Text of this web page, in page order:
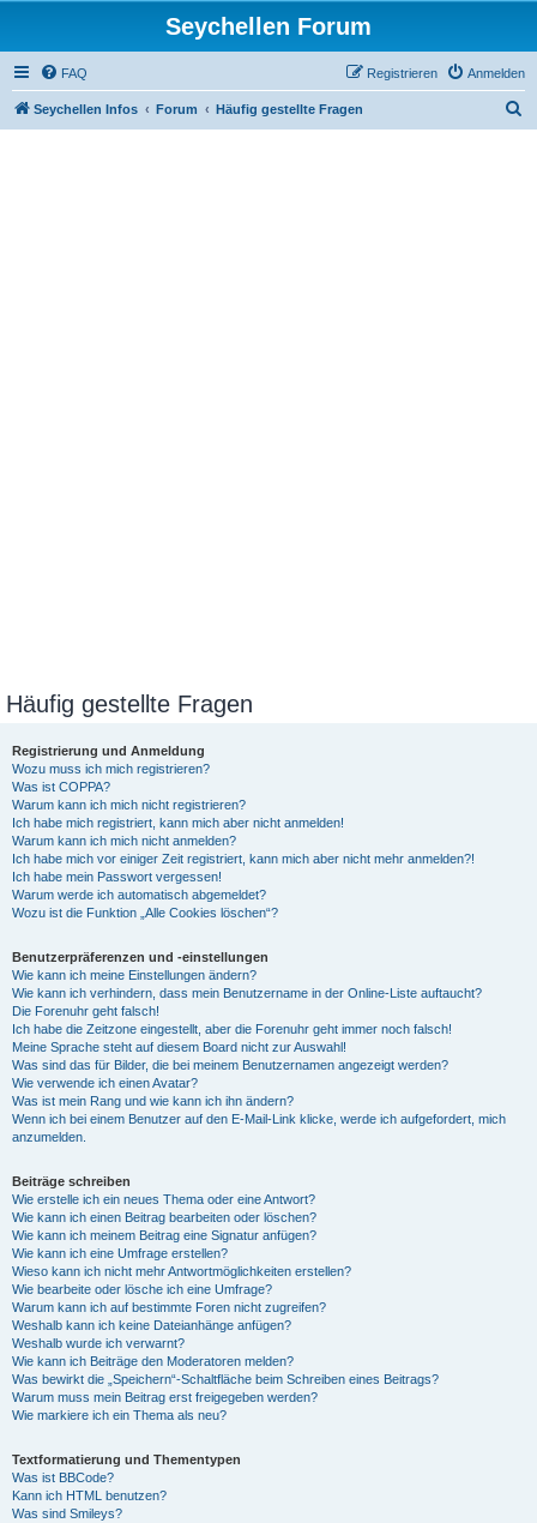
Seychellen Forum
FAQ Anmelden
Registrieren
Seychellen Infos Forum Häufig gestellte Fragen
Häufig gestellte Fragen
Registrierung und Anmeldung
Wozu muss ich mich registrieren?
Was ist COPPA?
Warum kann ich mich nicht registrieren?
Ich habe mich registriert, kann mich aber nicht anmelden!
Warum kann ich mich nicht anmelden?
Ich habe mich vor einiger Zeit registriert, kann mich aber nicht mehr anmelden?!
Ich habe mein Passwort vergessen!
Warum werde ich automatisch abgemeldet?
Wozu ist die Funktion „Alle Cookies löschen“?
Benutzerpräferenzen und -einstellungen
Wie kann ich meine Einstellungen ändern?
Wie kann ich verhindern, dass mein Benutzername in der Online-Liste auftaucht?
Die Forenuhr geht falsch!
Ich habe die Zeitzone eingestellt, aber die Forenuhr geht immer noch falsch!
Meine Sprache steht auf diesem Board nicht zur Auswahl!
Was sind das für Bilder, die bei meinem Benutzernamen angezeigt werden?
Wie verwende ich einen Avatar?
Was ist mein Rang und wie kann ich ihn ändern?
Wenn ich bei einem Benutzer auf den E-Mail-Link klicke, werde ich aufgefordert, mich
anzumelden.
Beiträge schreiben
Wie erstelle ich ein neues Thema oder eine Antwort?
Wie kann ich einen Beitrag bearbeiten oder löschen?
Wie kann ich meinem Beitrag eine Signatur anfügen?
Wie kann ich eine Umfrage erstellen?
Wieso kann ich nicht mehr Antwortmöglichkeiten erstellen?
Wie bearbeite oder lösche ich eine Umfrage?
Warum kann ich auf bestimmte Foren nicht zugreifen?
Weshalb kann ich keine Dateianhänge anfügen?
Weshalb wurde ich verwarnt?
Wie kann ich Beiträge den Moderatoren melden?
Was bewirkt die „Speichern“-Schaltfläche beim Schreiben eines Beitrags?
Warum muss mein Beitrag erst freigegeben werden?
Wie markiere ich ein Thema als neu?
Textformatierung und Thementypen
Was ist BBCode?
Kann ich HTML benutzen?
Was sind Smileys?